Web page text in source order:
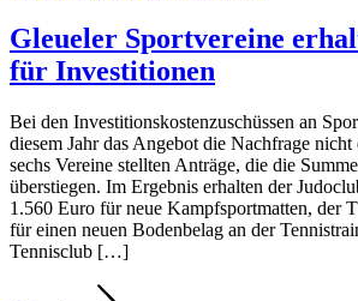
Gleueler Sportvereine
für Investitionen
Bei den Investitionskostenzuschüssen an
diesem Jahr das Angebot die Nachfrage nicht
sechs Vereine stellten Anträge, die die
überstiegen. Im Ergebnis erhalten der
1.560 Euro für neue Kampfsportmatten, der
für einen neuen Bodenbelag an der
Tennisclub […]